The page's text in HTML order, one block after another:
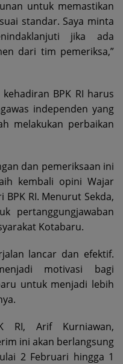
untuk memastikan
standar. Saya minta
jika ada
dari tim pemeriksa,”
BPK RI harus
independen yang
melakukan perbaikan
dan pemeriksaan ini
kembali opini Wajar
BPK RI. Menurut Sekda,
pertanggungjawaban
Kotabaru.
lancar dan efektif.
motivasi bagi
untuk menjadi lebih
RI, Arif Kurniawan,
ini akan berlangsung
2 Februari hingga 1